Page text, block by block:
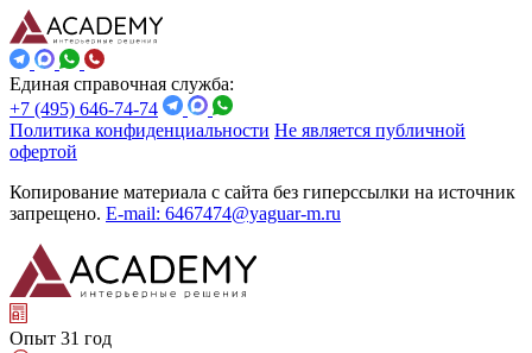
Единая справочная служба:
+7 (495) 646-74-74
Политика конфиденциальности Не является публичной
офертой
Копирование материала с сайта без гиперссылки на источник
запрещено. E-mail: 6467474@yaguar-m.ru
Опыт 31 год